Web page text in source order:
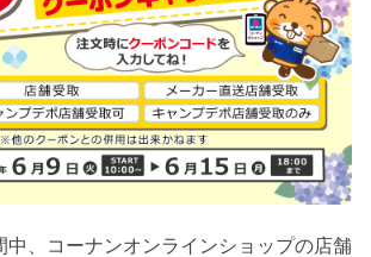
中、コーナンオンラインショップの店舗